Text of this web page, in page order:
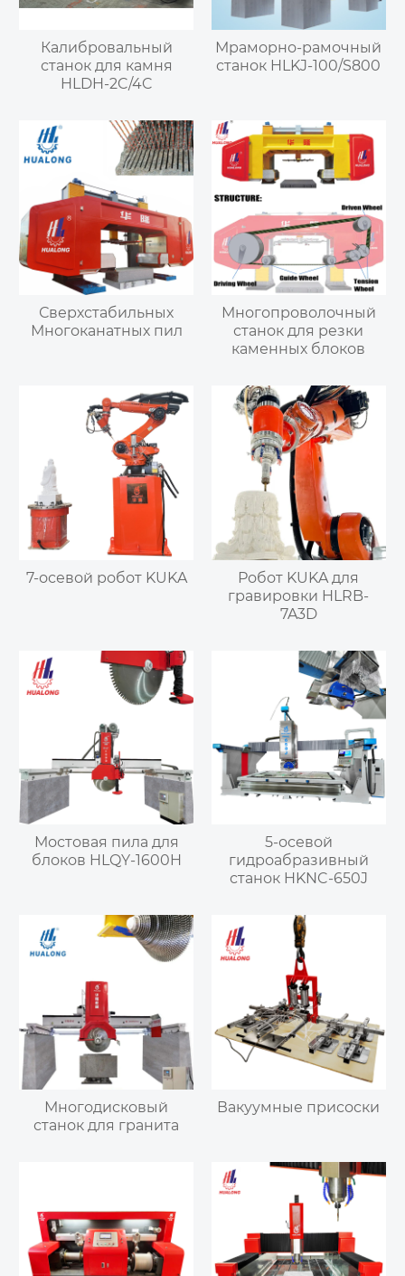
Калибровальный
станок для камня
HLDH-2C/4C
Мраморно-рамочный
станок HLKJ-100/S800
Сверхстабильных
Многоканатных пил
Многопроволочный
станок для резки
каменных блоков
7-осевой робот KUKA
Робот KUKA для
гравировки HLRB-
7A3D
Мостовая пила для
блоков HLQY-1600H
5-осевой
гидроабразивный
станок HKNC-650J
Многодисковый
станок для гранита
Вакуумные присоски